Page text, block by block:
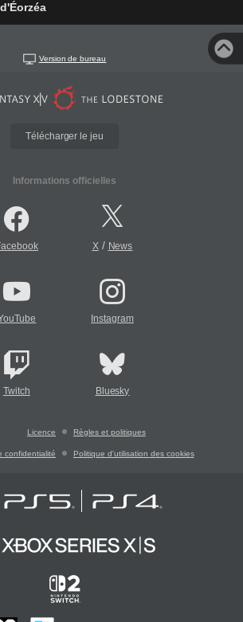
Version de bureau
Télécharger le jeu
Informations officielles
X/ News
Instagram
Twitch Bluesky
Licence Règles et politiques
confidentialité Politique d'utilisation des cookies